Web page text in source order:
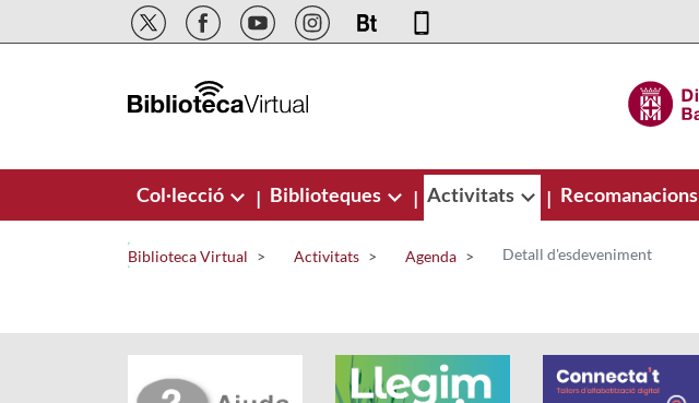
Salta al contingut principal
Col·lecció | Biblioteques | Activitats | Recomanacions
Biblioteca Virtual Activitats Agenda Detall d'esdeveniment